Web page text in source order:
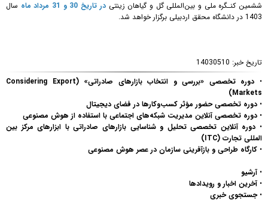
ششمین کنـگره ملی و بین‌المللی گل و گیاهان زینتیدر تاریخ 30 و 31 مرداد ماه
سال
1403 در دانشگاه محقق اردبیلی برگزار خواهد شد.
تاریخ خبر: 14030510
•
دوره تخصصی «بررسی و انتخاب بازارهای صادراتی» (Considering Export
Markets)
• دوره تخصصی حضور مؤثر کسب‌وکارها در فضای دیجیتال
• دوره تخصصی آنلاین مدیریت شبکه‌های اجتماعی با استفاده از هوش مصنوعی
• دوره آنلاین تخصصی تحلیل و شناسایی بازارهای صادراتی با ابزارهای مرکز بین
المللی تجارت (ITC)
• کارگاه طراحی و بازآفرینی سازمان در عصر هوش مصنوعی
• آرشیو
• آخرین اخبار و رویدادها
•جستجوی خبری